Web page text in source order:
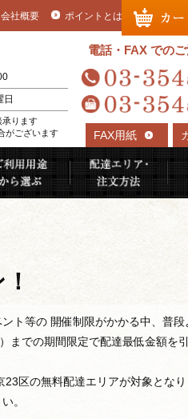
会社概要 ポイントとは
日
ります
がございます
電話・FAX での
FAX用紙
石が選ばれる理由ご利用用途から選ぶ 配
ト等の 開催制限がかかる中、普段
までの期間限定で配達最低金額を
区の無料配達エリアが対象となり
。